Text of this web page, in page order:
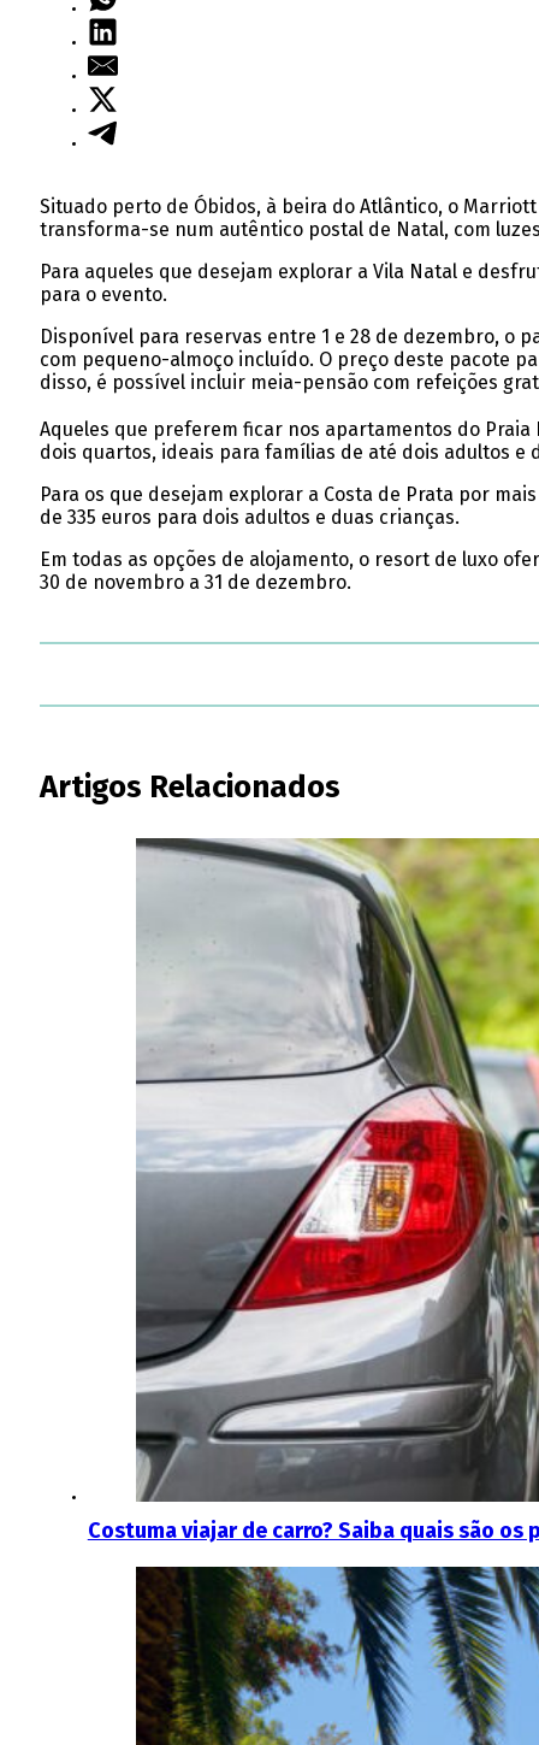
Situado perto de Óbidos, à beira do Atlântico, o
transforma-se num autêntico postal de Natal, com
Para aqueles que desejam explorar a Vila Natal e
para o evento.
Disponível para reservas entre 1 e 28 de dezembro, o
com pequeno-almoço incluído. O preço deste pacote
disso, é possível incluir meia-pensão com refeições
Aqueles que preferem ficar nos apartamentos do Praia
dois quartos, ideais para famílias de até dois adultos e
Para os que desejam explorar a Costa de Prata por
de 335 euros para dois adultos e duas crianças.
Em todas as opções de alojamento, o resort de luxo
30 de novembro a 31 de dezembro.
Artigos Relacionados
Costuma viajar de carro? Saiba quais são